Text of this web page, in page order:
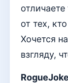
от тех,
Хочется
взгляду,